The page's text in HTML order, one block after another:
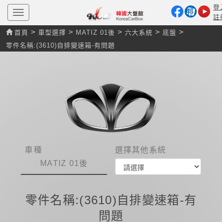
T
o
g
g
l
e
登
註
首頁 > 車型選擇 > MATIZ 01後 > 六大系統 > 底盤 >
零件名稱:(3610)自排變速箱-有問題
車種
MATIZ 01後
選擇其他系統
零件名稱:(3610)自排變速箱-有
問題